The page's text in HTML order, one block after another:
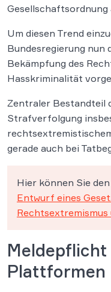
Um diesen Trend
Bundesregierung nun
Bekämpfung des
Hasskriminalität
Zentraler Bestandteil
Strafverfolgung
gerade auch bei
Hier können Sie
Entwurf eines
Plattformen